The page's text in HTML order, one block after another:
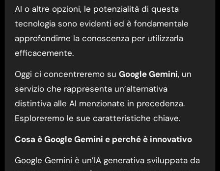
AI o altre opzioni, le potenzialità di questa
tecnologia sono evidenti ed è fondamentale
approfondirne la conoscenza per utilizzarla
efficacemente.
Oggi ci concentreremo su Google Gemini, un
servizio che rappresenta un’alternativa
distintiva alle AI menzionate in precedenza.
Esploreremo le sue caratteristiche chiave.
Cosa è Google Gemini e perché è innovativo
Google Gemini è un’IA generativa sviluppata da